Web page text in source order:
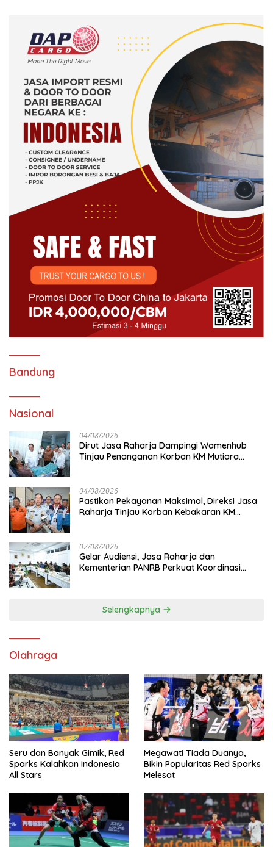
Bandung
Nasional
04/08/2026
Dirut Jasa Raharja Dampingi Wamenhub
Tinjau Penanganan Korban KM Mutiara
04/08/2026
Pastikan Pekayanan Maksimal, Direksi Jasa
Raharja Tinjau Korban Kebakaran KM
02/08/2026
Gelar Audiensi, Jasa Raharja dan
Kementerian PANRB Perkuat Koordinasi
Selengkapnya
Olahraga
Seru dan Banyak Gimik, Red
Sparks Kalahkan Indonesia
All Stars
Megawati Tiada Duanya,
Bikin Popularitas Red Sparks
Melesat